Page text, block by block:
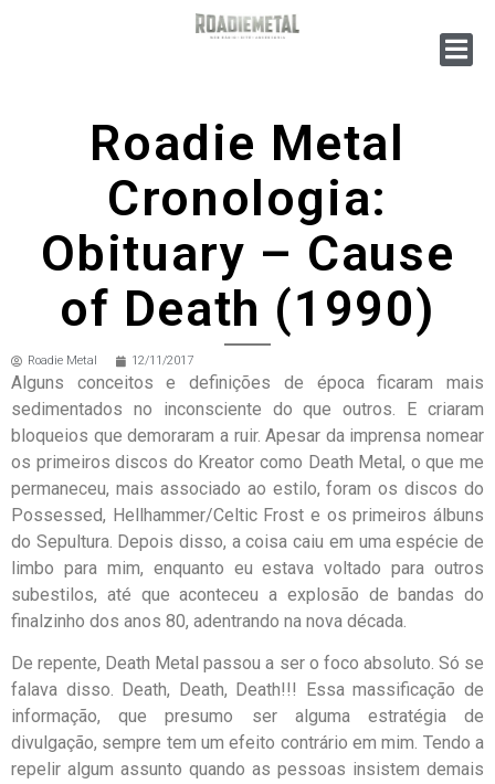
Roadie Metal
Cronologia:
Obituary – Cause
of Death (1990)
Roadie Metal 12/11/2017
Alguns conceitos e definições de época ficaram mais
sedimentados no inconsciente do que outros. E criaram
bloqueios que demoraram a ruir. Apesar da imprensa nomear
os primeiros discos do Kreator como Death Metal, o que me
permaneceu, mais associado ao estilo, foram os discos do
Possessed, Hellhammer/Celtic Frost e os primeiros álbuns
do Sepultura. Depois disso, a coisa caiu em uma espécie de
limbo para mim, enquanto eu estava voltado para outros
subestilos, até que aconteceu a explosão de bandas do
finalzinho dos anos 80, adentrando na nova década.
De repente, Death Metal passou a ser o foco absoluto. Só se
falava disso. Death, Death, Death!!! Essa massificação de
informação, que presumo ser alguma estratégia de
divulgação, sempre tem um efeito contrário em mim. Tendo a
repelir algum assunto quando as pessoas insistem demais